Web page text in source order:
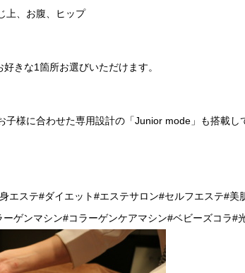
上、お腹、ヒップ
きな1箇所お選びいただけます。
様に合わせた専用設計の「Junior mode」も搭載
エステ#ダイエット#エステサロン#セルフエステ#
ゲンマシン#コラーゲンケアマシン#ベビーズコラ#